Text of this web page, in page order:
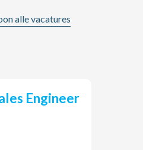
alle vacatures
Engineer